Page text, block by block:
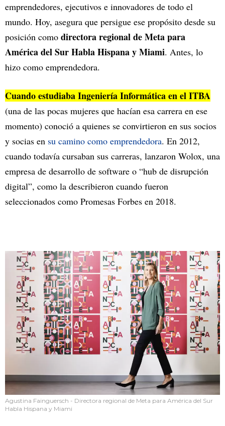
emprendedores, ejecutivos e innovadores de todo el
mundo. Hoy, asegura que persigue ese propósito desde su
posición como directora regional de Meta para
América del Sur Habla Hispana y Miami. Antes, lo
hizo como emprendedora.
Cuando estudiaba Ingeniería Informática en el ITBA
(una de las pocas mujeres que hacían esa carrera en ese
momento) conoció a quienes se convirtieron en sus socios
y socias en su camino como emprendedora. En 2012,
cuando todavía cursaban sus carreras, lanzaron Wolox, una
empresa de desarrollo de software o “hub de disrupción
digital”, como la describieron cuando fueron
seleccionados como Promesas Forbes en 2018.
Agustina Fainguersch - Directora regional de Meta para América del Sur
Habla Hispana y Miami